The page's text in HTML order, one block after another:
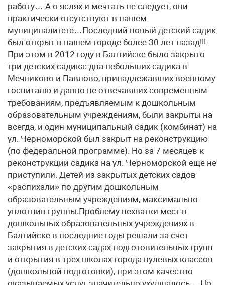
работу… А о яслях и мечтать не следует, они
практически отсутствуют в нашем
муниципалитете…Последний новый детский садик
был открыт в нашем городе более 30 лет назад!!!
При этом в 2012 году в Балтийске было закрыто
три детских садика: два небольших садика в
Мечниково и Павлово, принадлежавших военному
госпиталю и давно не отвечавших современным
требованиям, предъявляемым к дошкольным
образовательным учреждениям, были закрыты на
всегда, и один муниципальный садик (комбинат) на
ул. Черноморской был закрыт на реконструкцию
(по федеральной программе). Но за 7 месяцев к
реконструкции садика на ул. Черноморской еще не
приступили. Детей из закрытых детских садов
«распихали» по другим дошкольным
образовательным учреждениям, максимально
уплотнив группы.Проблему нехватки мест в
дошкольных образовательных учреждениях в
Балтийске в последние годы решали за счет
закрытия в детских садах подготовительных групп
и открытия в трех школах города нулевых классов
(дошкольной подготовки), при этом качество